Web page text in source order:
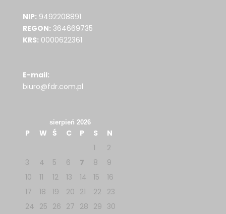
NIP: 9492208891
REGON: 364669735
KRS: 0000622361
E-mail:
biuro@fdr.com.pl
sierpień 2026
P W Ś C P S
N
1
2
3
4 5 6 7 8
9
10
11 12 13 14 15
16
17
18 19 20 21 22
23
24 25 26 27 28 29 30